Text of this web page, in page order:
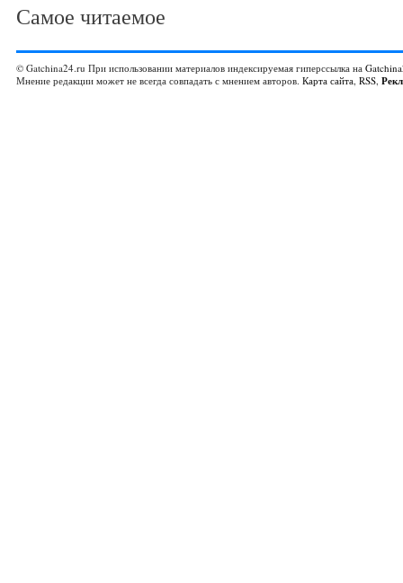
Самое читаемое
© Gatchina24.ru При использовании материалов индексируемая гиперссылка на
Мнение редакции может не всегда совпадать с мнением авторов. Карта сайта, RSS,